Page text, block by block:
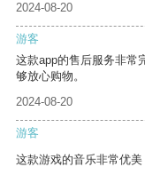
2024-08-20
游客
这款app的售后服务非常
够放心购物。
2024-08-20
游客
这款游戏的音乐非常优美